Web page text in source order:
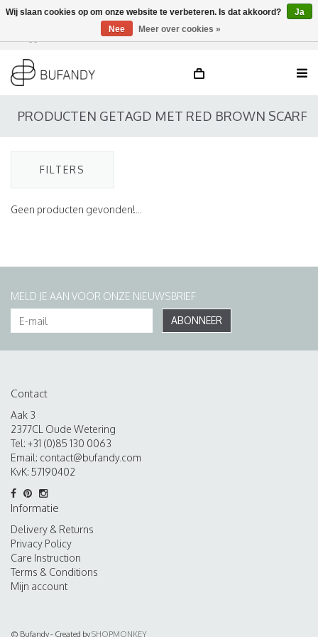
DE / EN
PRODUCTEN GETAGD MET RED BROWN SCARF
FILTERS
Geen producten gevonden!...
MELD JE AAN VOOR ONZE NIEUWSBRIEF
ABONNEER
Contact
Aak 3
2377CL Oude Wetering
Tel: +31 (0)85 130 0063
Email: contact@bufandy.com
KvK: 57190402
Informatie
Delivery & Returns
Privacy Policy
Care Instruction
Terms & Conditions
Mijn account
© Bufandy - Created bySHOPMONKEY
Wij slaan cookies op om onze website te verbeteren. Is dat akkoord?
Ja
Nee
Meer over cookies »